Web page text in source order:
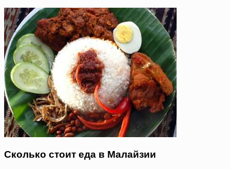
Сколько стоит еда в Малайзии